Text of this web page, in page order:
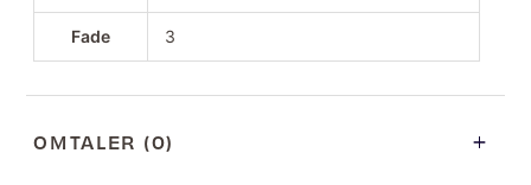
Fade 3
OMTALER (0)